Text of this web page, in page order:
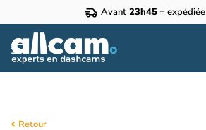
Avant 23h45= expédiée
Retour